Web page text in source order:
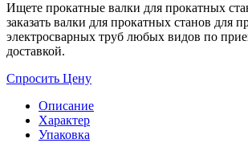
Ищете прокатные валки для прокатных
заказать валки для прокатных станов для
электросварных труб любых видов по
доставкой.
Спросить Цену
Описание
Характер
Упаковка